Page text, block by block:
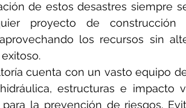
de estos desastres siempre
proyecto de
los recursos sin
exitoso.
cuenta con un vasto equipo
estructuras e impacto
la prevención de riesgos.